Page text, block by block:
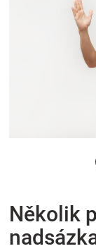
Značky
Několik